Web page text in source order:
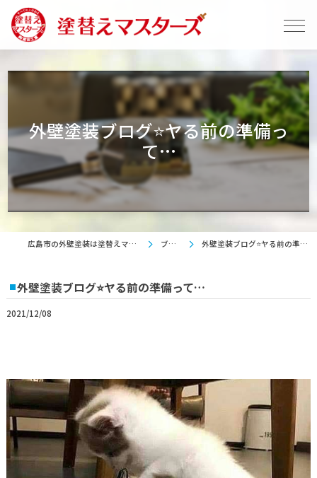
外壁塗装ブログ⭐ヤる前の準備っ
て…
広島市の外壁塗装は塗替えマスターズ ブログ 外壁塗装ブログ⭐ヤる前の準備って…
外壁塗装ブログ⭐ヤる前の準備って…
2021/12/08